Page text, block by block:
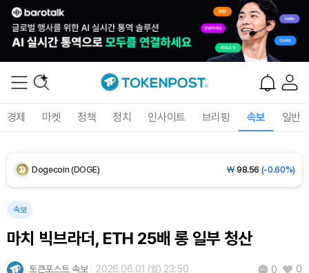
경제 마켓 정책 정치 인사이트 브리핑 속보 일반
XRP (XRP) ₩1,468(-1.48%)
Dogecoin (DOGE) ₩ 98.56 (-0.60%)
속보
마치 빅브라더, ETH 25배 롱 일부 청산
토큰포스트 속보 2026.06.01 (월) 23:50 0 0